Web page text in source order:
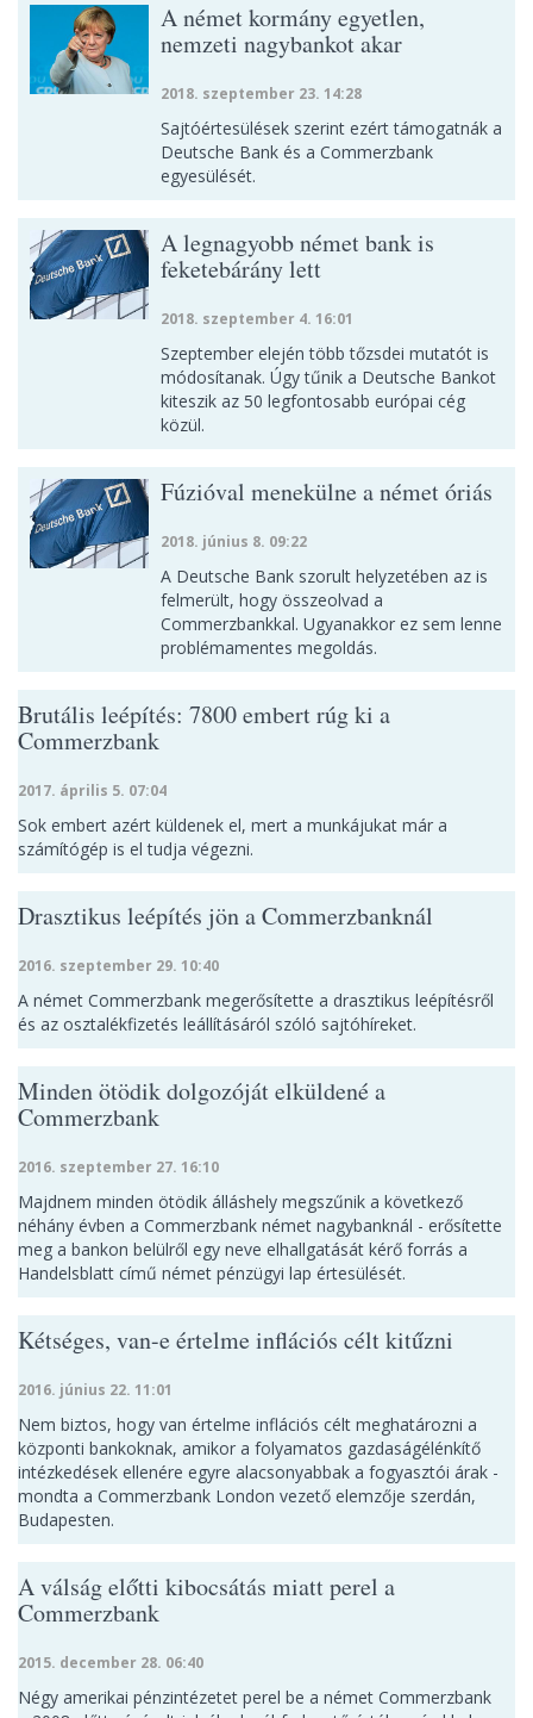
A német kormány egyetlen,
nemzeti nagybankot akar
2018. szeptember 23. 14:28
Sajtóértesülések szerint ezért támogatnák a
Deutsche Bank és a Commerzbank
egyesülését.
A legnagyobb német bank is
feketebárány lett
2018. szeptember 4. 16:01
Szeptember elején több tőzsdei mutatót is
módosítanak. Úgy tűnik a Deutsche Bankot
kiteszik az 50 legfontosabb európai cég
közül.
Fúzióval menekülne a német óriás
2018. június 8. 09:22
A Deutsche Bank szorult helyzetében az is
felmerült, hogy összeolvad a
Commerzbankkal. Ugyanakkor ez sem lenne
problémamentes megoldás.
Brutális leépítés: 7800 embert rúg ki a
Commerzbank
2017. április 5. 07:04
Sok embert azért küldenek el, mert a munkájukat már a
számítógép is el tudja végezni.
Drasztikus leépítés jön a Commerzbanknál
2016. szeptember 29. 10:40
A német Commerzbank megerősítette a drasztikus leépítésről
és az osztalékfizetés leállításáról szóló sajtóhíreket.
Minden ötödik dolgozóját elküldené a
Commerzbank
2016. szeptember 27. 16:10
Majdnem minden ötödik álláshely megszűnik a következő
néhány évben a Commerzbank német nagybanknál - erősítette
meg a bankon belülről egy neve elhallgatását kérő forrás a
Handelsblatt című német pénzügyi lap értesülését.
Kétséges, van-e értelme inflációs célt kitűzni
2016. június 22. 11:01
Nem biztos, hogy van értelme inflációs célt meghatározni a
központi bankoknak, amikor a folyamatos gazdaságélénkítő
intézkedések ellenére egyre alacsonyabbak a fogyasztói árak -
mondta a Commerzbank London vezető elemzője szerdán,
Budapesten.
A válság előtti kibocsátás miatt perel a
Commerzbank
2015. december 28. 06:40
Négy amerikai pénzintézetet perel be a német Commerzbank